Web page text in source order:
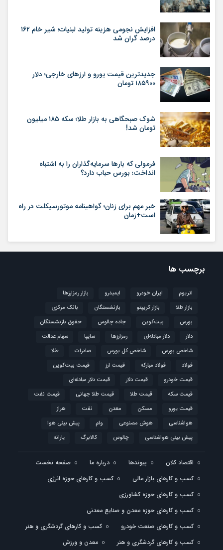
افزایش نجومی هزینه تولید لبنیات؛ شیر خام ۱۶۲
درصد گران شد
جدیدترین قیمت یورو و ارزهای خارجی؛ دلار
۱۸۵۹۰۰ تومان
شوک صبحگاهی به بازار طلا؛ سکه ۱۸۵ میلیون
تومان شد!
فرمولی که بارها سرمایه‌گذاران را به اشتباه
انداخت؛ بورس حباب دارد؟
خبر مهم برای زنان؛ گواهینامه موتورسیکلت در راه
است+زمان
برچسب ها
اتریوم ایران خودرو ایمیدرو
بازار رمزارزها
بازار طلا
بازار کریپتو بازنشستگان
بانک مرکزی
بورس
بیت‌کوین جاده چالوس
حقوق بازنشستگان
دلار
دلار مبادله‌ای رمزارزها سایپا
سهام عدالت
شاخص بورس
شاخص کل بورس صادرات
طلا
فولاد
فولاد مبارکه قیمت ارز
قیمت بیت‌کوین
قیمت خودرو
قیمت دلار
قیمت دلار مبادله‌ای
قیمت سکه
قیمت طلا قیمت طلا جهانی
قیمت نفت
قیمت یورو
مسکن معدن نفت
هراز
هواشناسی
هوش مصنوعی وام
پیش بینی هوا
پیش بینی هواشناسی
چالوس کالابرگ یارانه
اقتصاد کلان پیوندها درباره ما
صفحه نخست
کسب و کارهای بازار مالی
کسب و کارهای حوزه انرژی
کسب و کارهای حوزه کشاورزی
کسب و کارهای حوزه معدن و صنایع معدنی
کسب و کارهای صنعت خودرو
کسب و کارهای گردشگری و هنر
کسب و کارهای گردشگری و هنر
معدن و ورزش